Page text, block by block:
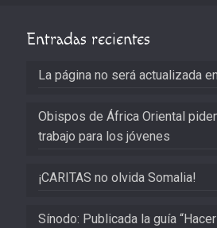
Entradas recientes
La página no será actualizada
Obispos de África Oriental
trabajo para los jóvenes
¡CARITAS no olvida Somalia!
Sínodo: Publicada la guía